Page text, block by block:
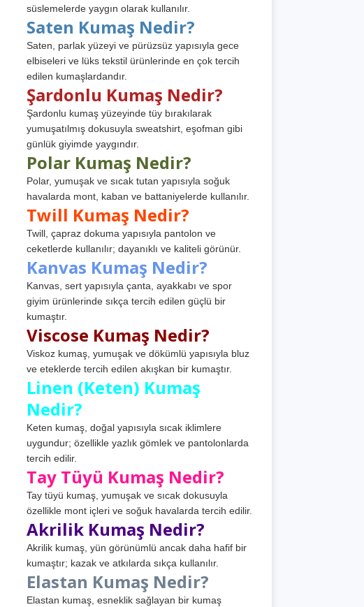
süslemelerde yaygın olarak kullanılır.
Saten Kumaş Nedir?
Saten, parlak yüzeyi ve pürüzsüz yapısıyla gece
elbiseleri ve lüks tekstil ürünlerinde en çok tercih
edilen kumaşlardandır.
Şardonlu Kumaş Nedir?
Şardonlu kumaş yüzeyinde tüy bırakılarak
yumuşatılmış dokusuyla sweatshirt, eşofman gibi
günlük giyimde yaygındır.
Polar Kumaş Nedir?
Polar, yumuşak ve sıcak tutan yapısıyla soğuk
havalarda mont, kaban ve battaniyelerde kullanılır.
Twill Kumaş Nedir?
Twill, çapraz dokuma yapısıyla pantolon ve
ceketlerde kullanılır; dayanıklı ve kaliteli görünür.
Kanvas Kumaş Nedir?
Kanvas, sert yapısıyla çanta, ayakkabı ve spor
giyim ürünlerinde sıkça tercih edilen güçlü bir
kumaştır.
Viscose Kumaş Nedir?
Viskoz kumaş, yumuşak ve dökümlü yapısıyla bluz
ve eteklerde tercih edilen akışkan bir kumaştır.
Linen (Keten) Kumaş
Nedir?
Keten kumaş, doğal yapısıyla sıcak iklimlere
uygundur; özellikle yazlık gömlek ve pantolonlarda
tercih edilir.
Tay Tüyü Kumaş Nedir?
Tay tüyü kumaş, yumuşak ve sıcak dokusuyla
özellikle mont içleri ve soğuk havalarda tercih edilir.
Akrilik Kumaş Nedir?
Akrilik kumaş, yün görünümlü ancak daha hafif bir
kumaştır; kazak ve atkılarda sıkça kullanılır.
Elastan Kumaş Nedir?
Elastan kumaş, esneklik sağlayan bir kumaş